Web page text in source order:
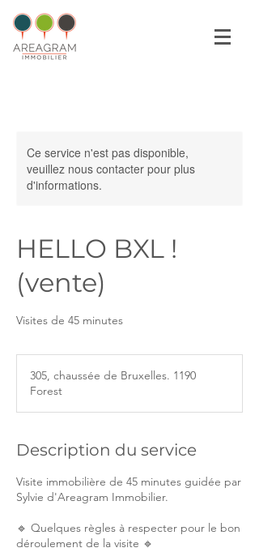
Ce service n'est pas disponible,
veuillez nous contacter pour plus
d'informations.
HELLO BXL !
(vente)
Visites de 45 minutes
305, chaussée de Bruxelles. 1190
Forest
Description du service
Visite immobilière de 45 minutes guidée par
Sylvie d'Areagram Immobilier.
🔹 Quelques règles à respecter pour le bon
déroulement de la visite 🔹